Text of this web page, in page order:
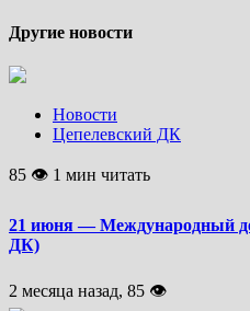
Другие новости
Новости
Цепелевский ДК
85 👁 1 мин читать
21 июня — Международный
ДК)
2 месяца назад, 85 👁